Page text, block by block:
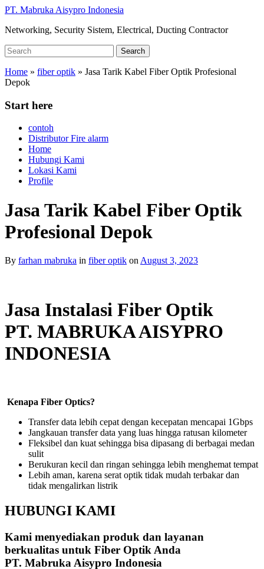
Skip
main
PT. Mabruka Aisypro Indonesia
Networking, Security Sistem, Electrical, Ducting Contractor
Search
for:
Search
Home » fiber optik » Jasa Tarik Kabel Fiber Optik Profesional
Depok
Start here
contoh
Distributor Fire alarm
Home
Hubungi Kami
Lokasi Kami
Profile
Jasa Tarik Kabel Fiber Optik
Profesional Depok
By farhan mabruka in fiber optik on August 3, 2023
Jasa Instalasi Fiber Optik
PT. MABRUKA AISYPRO
INDONESIA
Kenapa Fiber Optics?
Transfer data lebih cepat dengan kecepatan mencapai 1Gbps
Jangkauan transfer data yang luas hingga ratusan kilometer
Fleksibel dan kuat sehingga bisa dipasang di berbagai medan
sulit
Berukuran kecil dan ringan sehingga lebih menghemat tempat
Lebih aman, karena serat optik tidak mudah terbakar dan
tidak mengalirkan listrik
HUBUNGI KAMI
Kami menyediakan produk dan layanan
berkualitas untuk Fiber Optik Anda
PT. Mabruka Aisypro Indonesia